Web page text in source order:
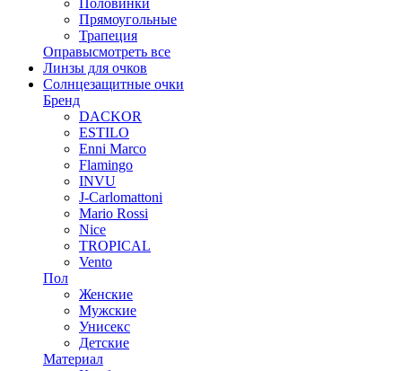
Прямоугольные
Трапеция
Оправысмотреть все
Линзы для очков
Солнцезащитные очки
Бренд
DACKOR
ESTILO
Enni Marco
Flamingo
INVU
J-Carlomattoni
Mario Rossi
Nice
TROPICAL
Vento
Пол
Женские
Мужские
Унисекс
Детские
Материал